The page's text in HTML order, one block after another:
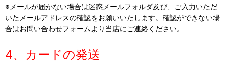
※メールが届かない場合は迷惑メールフォルダ及び、ご入力いただ
いたメールアドレスの確認をお願いいたします。確認ができない場
合はお問い合わせフォームより当店にご連絡ください。
4、カードの発送